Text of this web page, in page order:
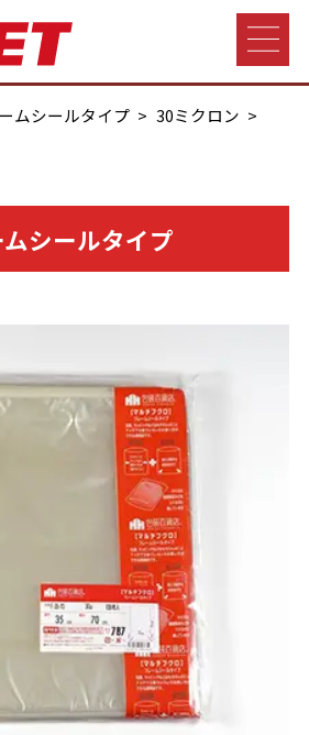
ムシールタイプ 30ミクロン
シールタイプ